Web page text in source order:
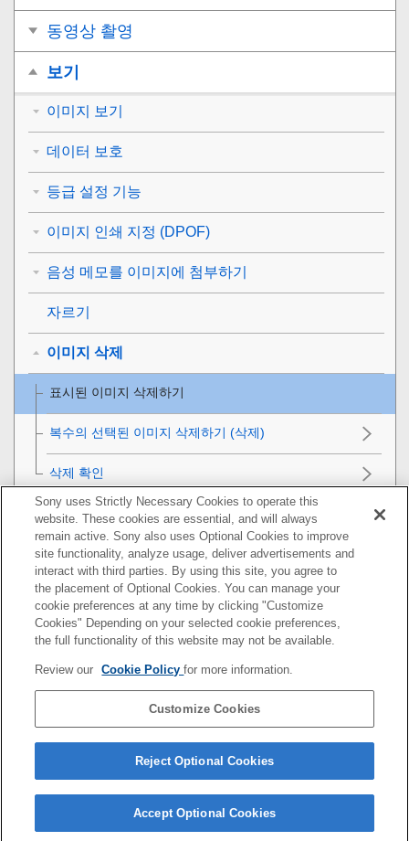
동영상 촬영
보기
이미지 보기
데이터 보호
등급 설정 기능
이미지 인쇄 지정 (DPOF)
음성 메모를 이미지에 첨부하기
자르기
이미지 삭제
표시된 이미지 삭제하기
복수의 선택된 이미지 삭제하기 (삭제)
삭제 확인
TV로 이미지 보기
카메라의 사용자 설정
네트워크 기능 사용하기
컴퓨터 사용하기
MENU 항목 목록
사전 주의 사항/본 제품
문제가 발생했을 때는
Sony uses Strictly Necessary Cookies to operate this
website. These cookies are essential, and will always
remain active. Sony also uses Optional Cookies to improve
site functionality, analyze usage, deliver advertisements and
interact with third parties. By using this site, you agree to
the placement of Optional Cookies. You can manage your
cookie preferences at any time by clicking "Customize
Cookies" Depending on your selected cookie preferences,
the full functionality of this website may not be available.
Review our Cookie Policyfor more information.
Customize Cookies
Reject Optional Cookies
Accept Optional Cookies